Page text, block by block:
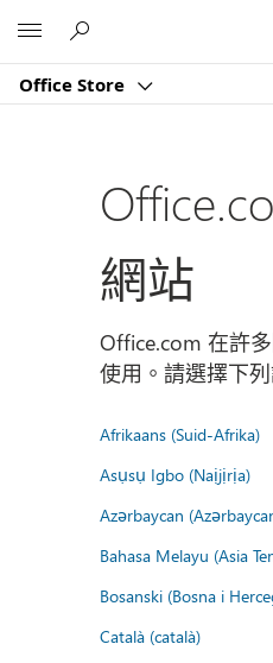
Office Store
網站
Office.com 在許
使用。請選擇下
Afrikaans (Suid-Afrika)
Asụsụ Igbo (Naịjịrịa)
Azərbaycan
Bahasa Melayu (Asia
Bosanski (Bosna i
Català (català)